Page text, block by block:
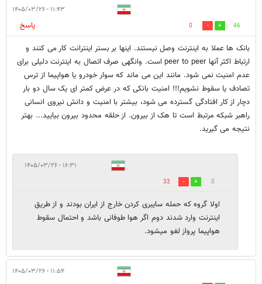
۱۱:۴۳ - ۱۴۰۵/۰۳/۲۶
46
0
پاسخ
بانک ها عملا به اینترنت وصل نیستند. اینها بر بستر اینترانت کار می کنند و
ارتباط اکثر آنها peer to peer است. وانگهی صرف اتصال به اینترنت دلیلی برای
عدم امنیت نمی شود. مانند این می ماند که سوار خودرو یا هواپیما از ترس
تصادف یا سقوط نشویم!!! امنیت بانکی که در عرض کمتر ای یک سال دو بار
دچار از کار افتادگی گسترده می شود، بیشتر با امنیت و دانش نیروی انسانی
راهبر شبکه مرتبط است تا هک از بیرون. از حلقه محدود بیرون بیایید... بهتر
نتیجه می گیرید.
۱۶:۳۱ - ۱۴۰۵/۰۳/۲۶
0
33
اولا گروه که حمله سایبری کردن خارج از ایران بودند و از طریق
اینترنت وارد شدند دوم اگر هوا طوفانی باشد و احتمال سقوط
هواپیما پرواز لغو میشود.
۱۱:۵۴ - ۱۴۰۵/۰۳/۲۶